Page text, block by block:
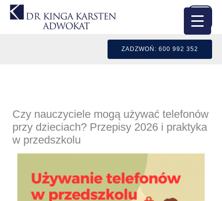
Przejdź
ZADZWOŃ: 600 992 352
Czy nauczyciele mogą używać telefonów
przy dzieciach? Przepisy 2026 i praktyka
w przedszkolu